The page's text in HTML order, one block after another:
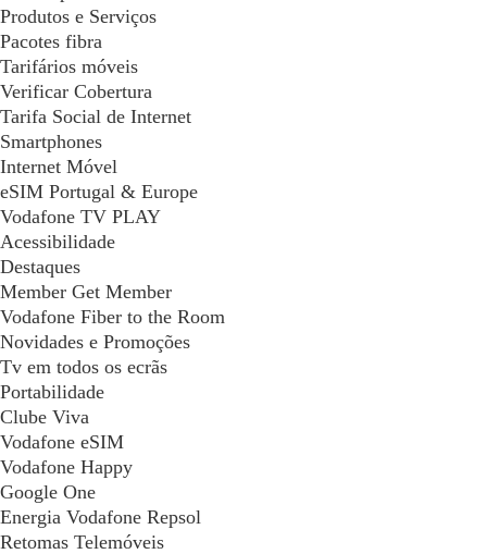
Produtos e Serviços
Pacotes fibra
Tarifários móveis
Verificar Cobertura
Tarifa Social de Internet
Smartphones
Internet Móvel
eSIM Portugal & Europe
Vodafone TV PLAY
Acessibilidade
Destaques
Member Get Member
Vodafone Fiber to the Room
Novidades e Promoções
Tv em todos os ecrãs
Portabilidade
Clube Viva
Vodafone eSIM
Vodafone Happy
Google One
Energia Vodafone Repsol
Retomas Telemóveis